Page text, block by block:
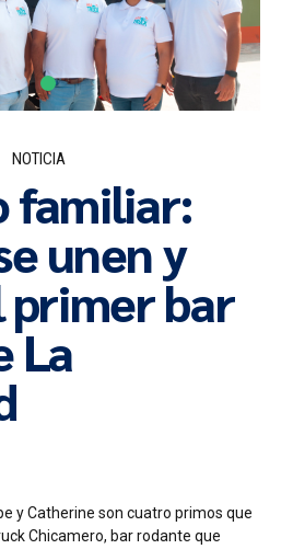
NOTICIA
familiar:
unen y
primer bar
La
y Catherine son cuatro primos que
Chicamero, bar rodante que